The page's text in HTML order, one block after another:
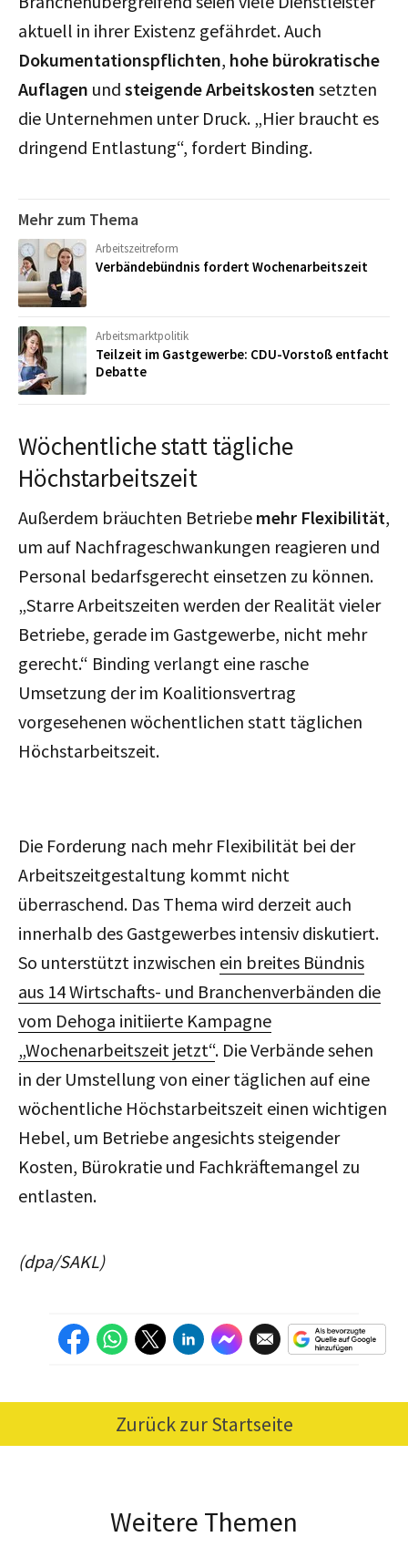
aktuell in ihrer Existenz gefährdet. Auch
Dokumentationspflichten, hohe bürokratische
Auflagen und steigende Arbeitskosten setzten
die Unternehmen unter Druck. „Hier braucht es
dringend Entlastung“, fordert Binding.
Mehr zum Thema
Arbeitszeitreform
Verbändebündnis fordert Wochenarbeitszeit
Arbeitsmarktpolitik
Teilzeit im Gastgewerbe: CDU-Vorstoß entfacht
Debatte
Wöchentliche statt tägliche
Höchstarbeitszeit
Außerdem bräuchten Betriebe mehr Flexibilität,
um auf Nachfrageschwankungen reagieren und
Personal bedarfsgerecht einsetzen zu können.
„Starre Arbeitszeiten werden der Realität vieler
Betriebe, gerade im Gastgewerbe, nicht mehr
gerecht.“ Binding verlangt eine rasche
Umsetzung der im Koalitionsvertrag
vorgesehenen wöchentlichen statt täglichen
Höchstarbeitszeit.
Die Forderung nach mehr Flexibilität bei der
Arbeitszeitgestaltung kommt nicht
überraschend. Das Thema wird derzeit auch
innerhalb des Gastgewerbes intensiv diskutiert.
So unterstützt inzwischen ein breites Bündnis
aus 14 Wirtschafts- und Branchenverbänden die
vom Dehoga initiierte Kampagne
„Wochenarbeitszeit jetzt“. Die Verbände sehen
in der Umstellung von einer täglichen auf eine
wöchentliche Höchstarbeitszeit einen wichtigen
Hebel, um Betriebe angesichts steigender
Kosten, Bürokratie und Fachkräftemangel zu
entlasten.
(dpa/SAKL)
Zurück zur Startseite
Weitere Themen